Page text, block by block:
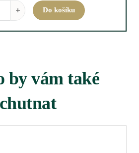
Viognier/Chardonnay buy 8 pay 6 set
Do košíku
by vám také
chutnat